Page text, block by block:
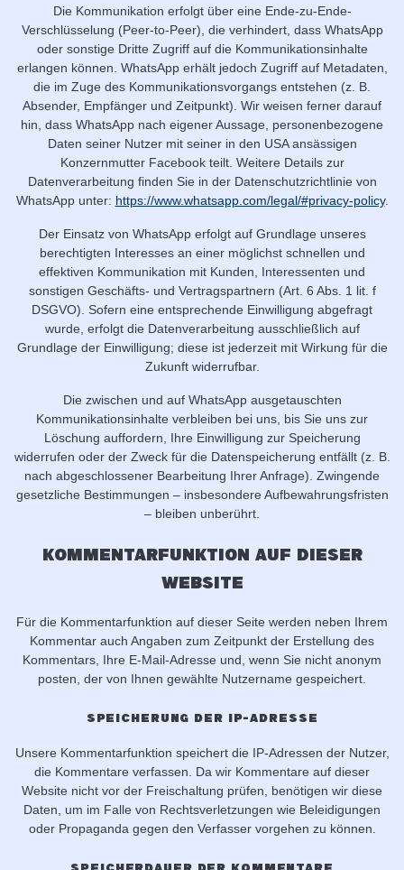
Die Kommunikation erfolgt über eine Ende-zu-Ende-
Verschlüsselung (Peer-to-Peer), die verhindert, dass WhatsApp
oder sonstige Dritte Zugriff auf die Kommunikationsinhalte
erlangen können. WhatsApp erhält jedoch Zugriff auf Metadaten,
die im Zuge des Kommunikationsvorgangs entstehen (z. B.
Absender, Empfänger und Zeitpunkt). Wir weisen ferner darauf
hin, dass WhatsApp nach eigener Aussage, personenbezogene
Daten seiner Nutzer mit seiner in den USA ansässigen
Konzernmutter Facebook teilt. Weitere Details zur
Datenverarbeitung finden Sie in der Datenschutzrichtlinie von
WhatsApp unter: https://www.whatsapp.com/legal/#privacy-policy.
Der Einsatz von WhatsApp erfolgt auf Grundlage unseres
berechtigten Interesses an einer möglichst schnellen und
effektiven Kommunikation mit Kunden, Interessenten und
sonstigen Geschäfts- und Vertragspartnern (Art. 6 Abs. 1 lit. f
DSGVO). Sofern eine entsprechende Einwilligung abgefragt
wurde, erfolgt die Datenverarbeitung ausschließlich auf
Grundlage der Einwilligung; diese ist jederzeit mit Wirkung für die
Zukunft widerrufbar.
Die zwischen und auf WhatsApp ausgetauschten
Kommunikationsinhalte verbleiben bei uns, bis Sie uns zur
Löschung auffordern, Ihre Einwilligung zur Speicherung
widerrufen oder der Zweck für die Datenspeicherung entfällt (z. B.
nach abgeschlossener Bearbeitung Ihrer Anfrage). Zwingende
gesetzliche Bestimmungen – insbesondere Aufbewahrungsfristen
– bleiben unberührt.
Kommentar­funktion auf dieser
Website
Für die Kommentarfunktion auf dieser Seite werden neben Ihrem
Kommentar auch Angaben zum Zeitpunkt der Erstellung des
Kommentars, Ihre E-Mail-Adresse und, wenn Sie nicht anonym
posten, der von Ihnen gewählte Nutzername gespeichert.
Speicherung der IP-Adresse
Unsere Kommentarfunktion speichert die IP-Adressen der Nutzer,
die Kommentare verfassen. Da wir Kommentare auf dieser
Website nicht vor der Freischaltung prüfen, benötigen wir diese
Daten, um im Falle von Rechtsverletzungen wie Beleidigungen
oder Propaganda gegen den Verfasser vorgehen zu können.